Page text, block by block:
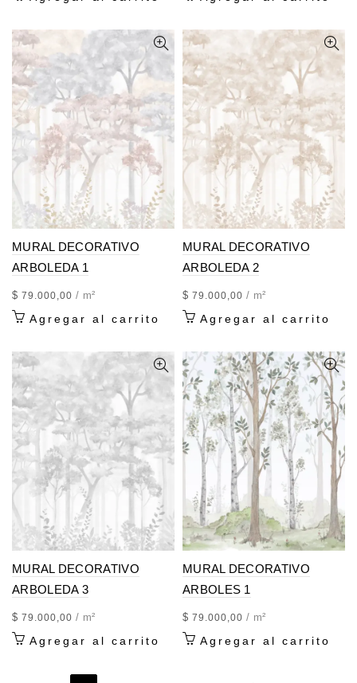
MURAL DECORATIVO
ARBOLEDA 1
$ 79.000,00 / m²
Agregar al carrito
MURAL DECORATIVO
ARBOLEDA 2
$ 79.000,00 / m²
Agregar al carrito
MURAL DECORATIVO
ARBOLEDA 3
$ 79.000,00 / m²
Agregar al carrito
MURAL DECORATIVO
ARBOLES 1
$ 79.000,00 / m²
Agregar al carrito